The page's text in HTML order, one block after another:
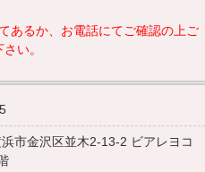
あるか、お電話にてご確認の上ご
い。
市金沢区並木2-13-2 ビアレヨコ